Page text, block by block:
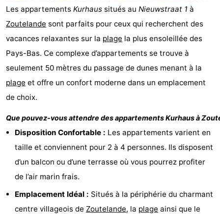
d'hôtes
Chaumières
De
Zandput
-
Duinzicht
-
Kustlicht
-
Strandcamping
Valkenisse
Zee,
Hôtels
Les appartements Kurhaus situés au Nieuwstraat 1 à
Zoutelande sont parfaits pour ceux qui recherchent des
vacances relaxantes sur la plage la plus ensoleillée des
Pays-Bas. Ce complexe d’appartements se trouve à
seulement 50 mètres du passage de dunes menant à la
plage et offre un confort moderne dans un emplacement
de choix.
Que pouvez-vous attendre des appartementsKurhausà
Disposition Confortable : Les appartements varient en
taille et conviennent pour 2 à 4 personnes. Ils disposent
d’un balcon ou d’une terrasse où vous pourrez profiter
de l’air marin frais.
Emplacement Idéal : Situés à la périphérie du charmant
centre villageois de Zoutelande, la plage ainsi que le